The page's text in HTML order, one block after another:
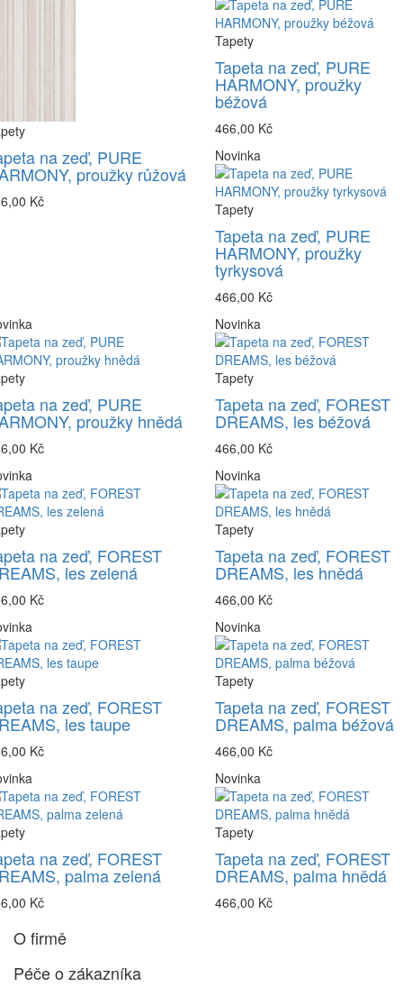
na zeď, PURE
proužky růžová
Kč
Tapety
Tapeta na zeď, PURE
HARMONY, proužky
béžová
466,00 Kč
Novinka
Tapety
Tapeta na zeď, PURE
HARMONY, proužky
tyrkysová
466,00 Kč
na zeď, PURE
proužky hnědá
Kč
Novinka
Tapety
Tapeta na zeď, FOREST
DREAMS, les béžová
466,00 Kč
na zeď, FOREST
les zelená
Kč
Novinka
Tapety
Tapeta na zeď, FOREST
DREAMS, les hnědá
466,00 Kč
na zeď, FOREST
les taupe
Kč
Novinka
Tapety
Tapeta na zeď, FOREST
DREAMS, palma béžová
466,00 Kč
na zeď, FOREST
palma zelená
Kč
Novinka
Tapety
Tapeta na zeď, FOREST
DREAMS, palma hnědá
466,00 Kč
O firmě
Péče o zákazníka